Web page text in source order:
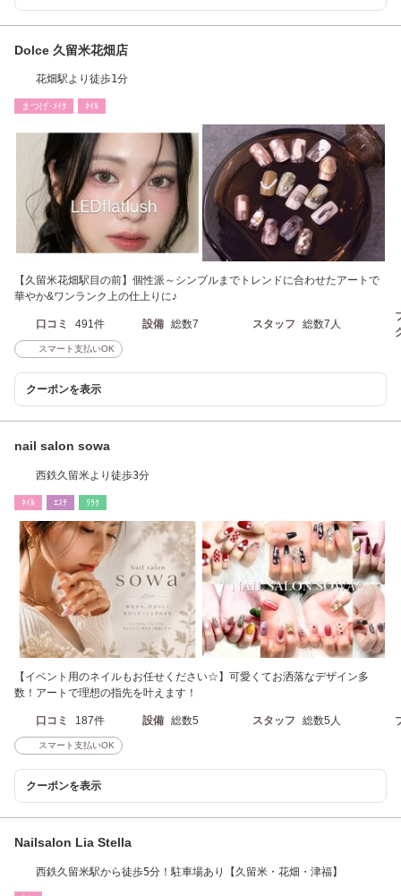
Dolce 久留米花畑店
花畑駅より徒歩1分
まつげ･ﾒｲｸ ﾈｲﾙ
【久留米花畑駅目の前】個性派～シンプルまでトレンドに合わせたアートで
華やか&ワンランク上の仕上りに♪
口コミ 491件 設備 総数7 スタッフ 総数7人
スマート支払いOK
クーポンを表示
nail salon sowa
西鉄久留米より徒歩3分
ﾈｲﾙ ｴｽﾃ ﾘﾗｸ
【イベント用のネイルもお任せください☆】可愛くてお洒落なデザイン多
数！アートで理想の指先を叶えます！
口コミ 187件 設備 総数5 スタッフ 総数5人
スマート支払いOK
クーポンを表示
Nailsalon Lia Stella
西鉄久留米駅から徒歩5分！駐車場あり【久留米・花畑・津福】